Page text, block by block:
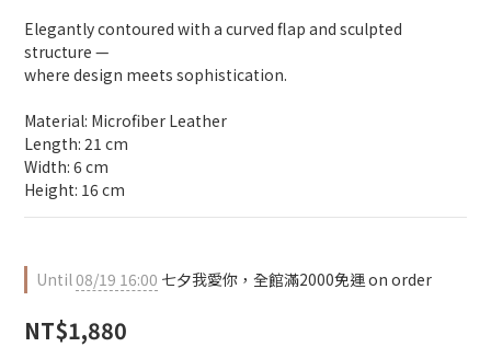
Elegantly contoured with a curved flap and sculpted
structure —
where design meets sophistication.
Material: Microfiber Leather
Length: 21 cm
Width: 6 cm
Height: 16 cm
Until08/19 16:00 七夕我愛你，全館滿2000免運 on order
NT$1,880